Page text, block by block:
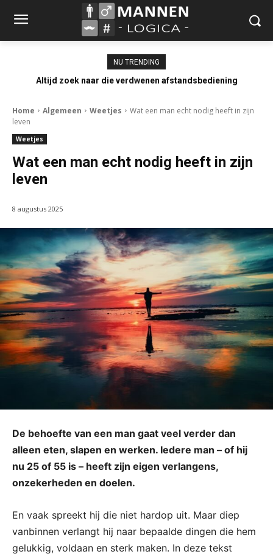
NU TRENDING
Altijd zoek naar die verdwenen afstandsbediening
Home Algemeen Weetjes
Wat een man echt nodig heeft in zijn
leven
Weetjes
Wat een man echt nodig heeft in zijn
leven
8 augustus 2025
De behoefte van een man gaat veel verder dan
alleen eten, slapen en werken. Iedere man – of hij
nu 25 of 55 is – heeft zijn eigen verlangens,
onzekerheden en doelen.
En vaak spreekt hij die niet hardop uit. Maar diep
vanbinnen verlangt hij naar bepaalde dingen die hem
gelukkig, voldaan en sterk maken. In deze tekst